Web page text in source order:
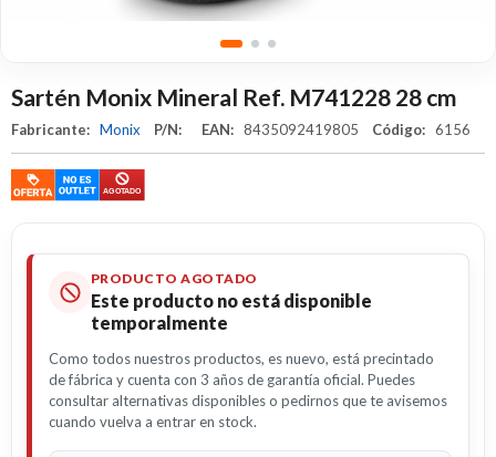
Sartén Monix Mineral Ref. M741228 28 cm
Fabricante: Monix P/N: EAN: 8435092419805 Código: 6156
PRODUCTO AGOTADO
Este producto no está disponible
temporalmente
Como todos nuestros productos, es nuevo, está precintado
de fábrica y cuenta con 3 años de garantía oficial. Puedes
consultar alternativas disponibles o pedirnos que te avisemos
cuando vuelva a entrar en stock.